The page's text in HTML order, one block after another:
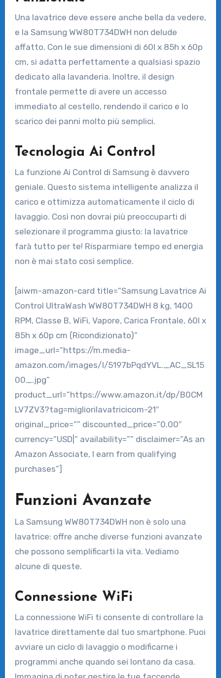
Una lavatrice deve essere anche bella da vedere,
e la Samsung WW80T734DWH non delude
affatto. Con le sue dimensioni di 60l x 85h x 60p
cm, si adatta perfettamente a qualsiasi spazio
dedicato alla lavanderia. Inoltre, il design
frontale permette di avere un accesso
immediato al cestello, rendendo il carico e lo
scarico dei panni molto più semplici.
Tecnologia Ai Control
La funzione Ai Control di Samsung è davvero
geniale. Questo sistema intelligente analizza il
carico e ottimizza automaticamente il ciclo di
lavaggio. Così non dovrai più preoccuparti di
selezionare il programma giusto: la lavatrice
farà tutto per te! Risparmiare tempo ed energia
non è mai stato così semplice.
[aiwm-amazon-card title=”Samsung Lavatrice Ai
Control UltraWash WW80T734DWH 8 kg, 1400
RPM, Classe B, WiFi, Vapore, Carica Frontale, 60l x
85h x 60p cm (Ricondizionato)”
image_url=”https://m.media-
amazon.com/images/I/5197bPqdYVL._AC_SL15
00_.jpg”
product_url=”https://www.amazon.it/dp/B0CM
LV7ZV3?tag=migliorilavatricicom-21″
original_price=”” discounted_price=”0.00″
currency=”USD|” availability=”” disclaimer=”As an
Amazon Associate, I earn from qualifying
purchases”]
Funzioni Avanzate
La Samsung WW80T734DWH non è solo una
lavatrice: offre anche diverse funzioni avanzate
che possono semplificarti la vita. Vediamo
alcune di queste.
Connessione WiFi
La connessione WiFi ti consente di controllare la
lavatrice direttamente dal tuo smartphone. Puoi
avviare un ciclo di lavaggio o modificarne i
programmi anche quando sei lontano da casa.